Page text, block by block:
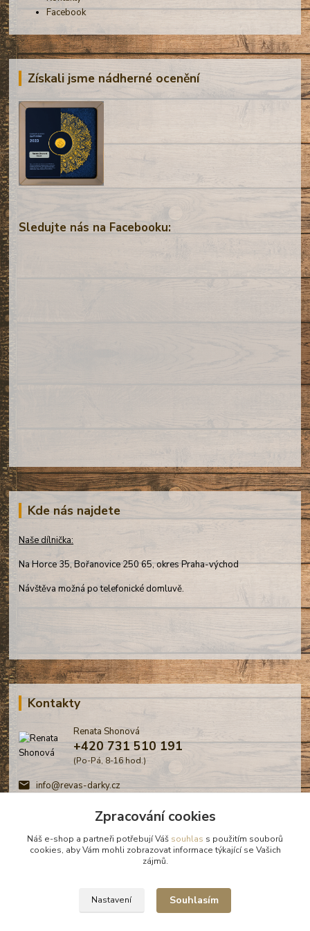
Facebook
Získali jsme nádherné ocenění
Sledujte nás na Facebooku:
Kde nás najdete
Naše dílnička:
Na Horce 35, Bořanovice 250 65, okres Praha-východ
Návštěva možná po telefonické domluvě.
Kontakty
Renata Shonová
+420 731 510 191
(Po-Pá, 8-16 hod.)
info@revas-darky.cz
Bořanovice, 2026
Zpracování cookies
Náš e-shop a partneři potřebují Váš souhlas s použitím souborů
cookies, aby Vám mohli zobrazovat informace týkající se Vašich
zájmů.
Nastavení Souhlasím